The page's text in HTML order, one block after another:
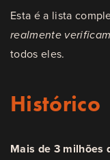
Esta é a lista
realmente verificam
todos eles.
Histórico
Mais de 3 milhões